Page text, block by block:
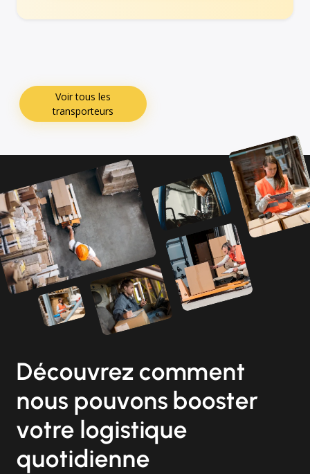
Voir tous les
transporteurs
Découvrez comment
nous pouvons booster
votre logistique
quotidienne